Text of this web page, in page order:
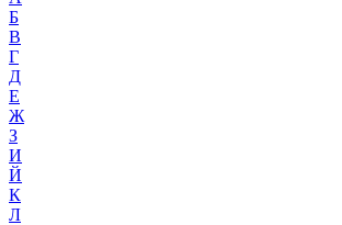
Б
В
Г
Д
Е
Ж
З
И
Й
К
Л